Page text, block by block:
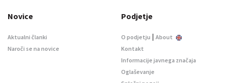
Novice
Aktualni članki
Naroči se na novice
Podjetje
O podjetju | About
Kontakt
Informacije javnega značaja
Oglaševanje